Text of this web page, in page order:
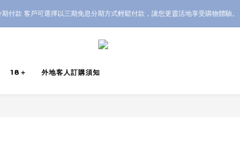
正品保證｜支持香港本地 + 海外寄送｜💬 有任何問題？歡迎 WhatsApp 聯絡我
付款 客戶可選擇以三期免息分期方式輕鬆付款，讓您更靈活地享受購物體驗
正品保證｜支持香港本地 + 海外寄送｜💬 有任何問題？歡迎 WhatsApp 聯絡我
18＋ 外地客人訂購須知